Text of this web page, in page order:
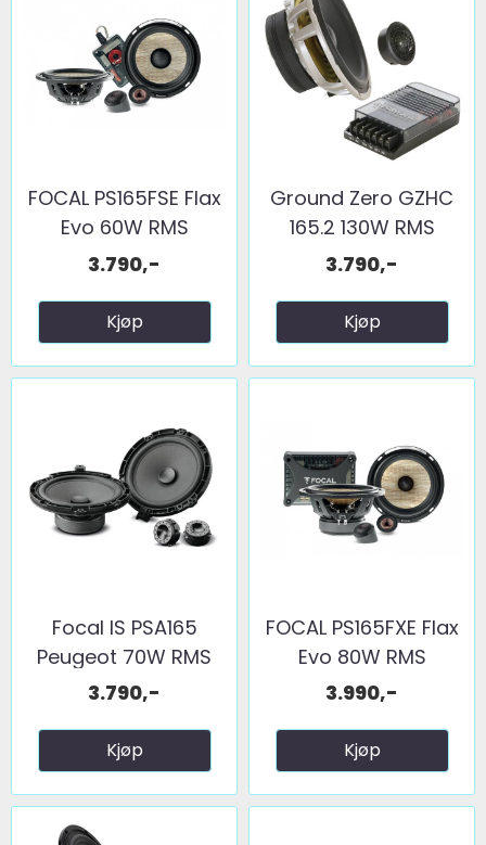
FOCAL PS165FSE Flax
Evo 60W RMS
3.790,-
Kjøp
Ground Zero GZHC
165.2 130W RMS
3.790,-
Kjøp
Focal IS PSA165
Peugeot 70W RMS
3.790,-
Kjøp
FOCAL PS165FXE Flax
Evo 80W RMS
3.990,-
Kjøp